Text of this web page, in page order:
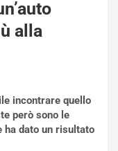
alla
incontrare quello
però sono le
ha dato un risultato